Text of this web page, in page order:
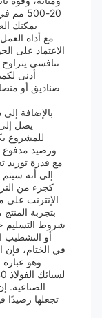
يمكنك العثور
الاعتماد على الجودة
صناديق أو منصات
ورصيد مدفوع قبل
إلى أنه سيتم
بتجربة المنتج
شروط التسليم
أو التشطيب
وهو عبارة
الصناعية. إن
تجعلها رصيدًا